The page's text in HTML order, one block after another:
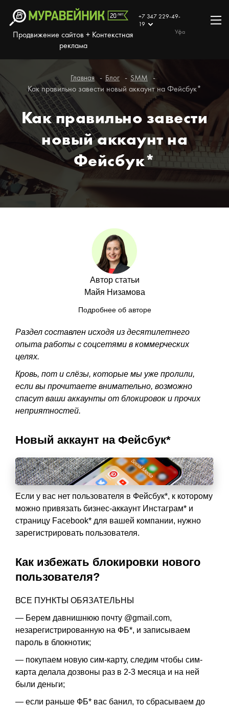
Продвижение сайтов + Контекстная
реклама
+7 347 229-49-
19
Уфа
Главная Блог SMM
Как правильно завести новый аккаунт на Фейсбук*
Как правильно завести
новый аккаунт на
Фейсбук*
Автор статьи
Майя Низамова
Подробнее об авторе
Раздел составлен исходя из десятилетнего
опыта работы с соцсетями в коммерческих
целях.
Кровь, пот и слёзы, которые мы уже пролили,
если вы прочитаете внимательно, возможно
спасут ваши аккаунты от блокировок и прочих
неприятностей.
Новый аккаунт на Фейсбук*
Если у вас нет пользователя в Фейсбук*, к которому
можно привязать бизнес-аккаунт Инстаграм* и
страницу Facebook* для вашей компании, нужно
зарегистрировать пользователя.
Как избежать блокировки нового
пользователя?
ВСЕ ПУНКТЫ ОБЯЗАТЕЛЬНЫ
— Берем давнишнюю почту @gmail.com,
незарегистрированную на ФБ*, и записываем
пароль в блокнотик;
— покупаем новую сим-карту, следим чтобы сим-
карта делала дозвоны раз в 2-3 месяца и на ней
были деньги;
— если раньше ФБ* вас банил, то сбрасываем до